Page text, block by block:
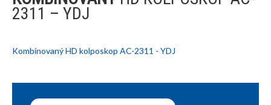
2311 – YDJ
Kombinovaný HD kolposkop AC-2311 - YDJ